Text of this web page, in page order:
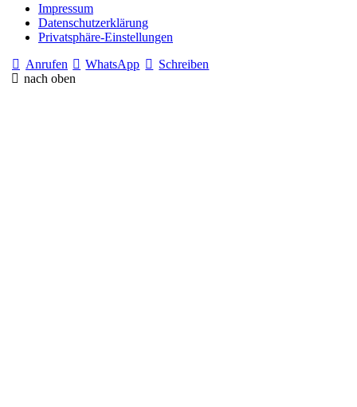
Impressum
Datenschutzerklärung
Privatsphäre-Einstellungen
Anrufen
WhatsApp
Schreiben
nach oben